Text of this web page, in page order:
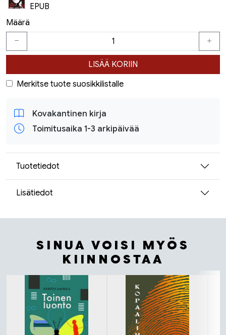
EPUB
Määrä
LISÄÄ KORIIN
Merkitse tuote suosikkilistalle
Kovakantinen kirja
Toimitusaika 1-3 arkipäivää
Tuotetiedot
Lisätiedot
SINUA VOISI MYÖS
KIINNOSTAA
Tuoteluettelon alku